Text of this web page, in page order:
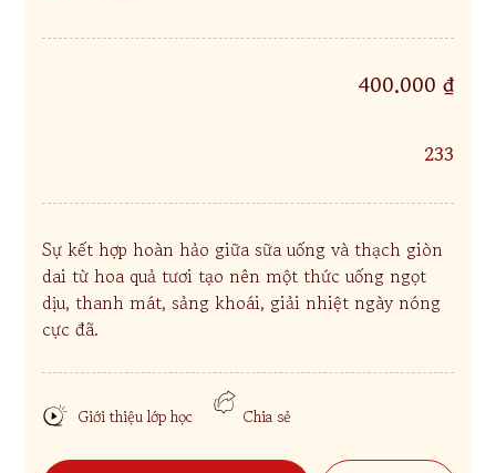
Sự kết hợp hoàn hảo giữa sữa uống và thạch giòn
dai từ hoa quả tươi tạo nên một thức uống ngọt
dịu, thanh mát, sảng khoái, giải nhiệt ngày nóng
cực đã.
Giới thiệu lớp học Chia sẻ
400.000 ₫
233